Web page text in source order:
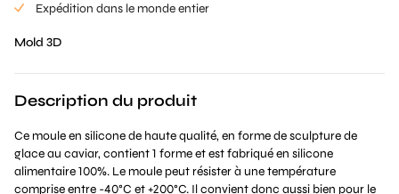
Expédition dans le monde entier
Mold 3D
Description du produit
Ce moule en silicone de haute qualité, en forme de sculpture de
glace au caviar, contient 1 forme et est fabriqué en silicone
alimentaire 100%. Le moule peut résister à une température
comprise entre -40°C et +200°C. Il convient donc aussi bien pour le